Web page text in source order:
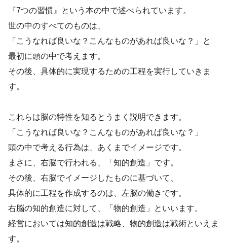
『7つの習慣』という本の中で述べられています。
世の中のすべてのものは、
「こうなれば良いな？こんなものがあれば良いな？」と
最初に頭の中で考えます。
その後、具体的に実現するための工程を実行していきま
す。
これらは脳の特性を知るとうまく説明できます。
「こうなれば良いな？こんなものがあれば良いな？」
頭の中で考える行為は、あくまでイメージです。
まさに、右脳で行われる、「知的創造」です。
その後、右脳でイメージしたものに基づいて、
具体的に工程を作成するのは、左脳の働きです。
右脳の知的創造に対して、「物的創造」といいます。
経営においては知的創造は戦略、物的創造は戦術といえま
す。